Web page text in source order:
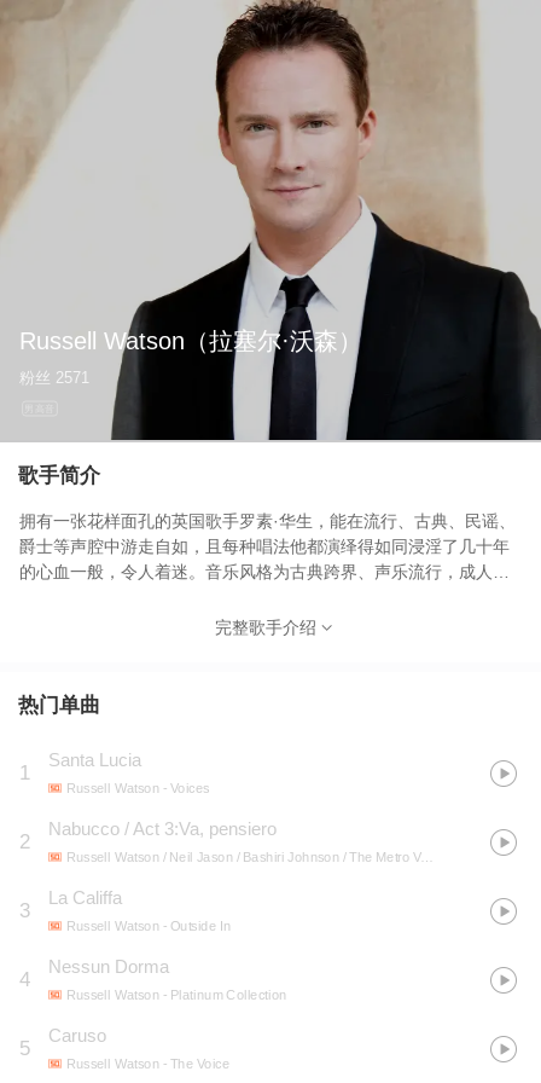
Russell Watson （拉塞尔·沃森）
粉丝 2571
歌手简介
拥有一张花样面孔的英国歌手罗素·华生，能在流行、古典、民谣、
爵士等声腔中游走自如，且每种唱法他都演绎得如同浸淫了几十年
的心血一般，令人着迷。音乐风格为古典跨界、声乐流行，成人当
完整歌手介绍
热门单曲
1
Santa Lucia
Russell Watson - Voices
2
Nabucco / Act 3:Va, pensiero
Russell Watson / Neil Jason / Bashiri Johnson / The Metro Voices / Royal Philharmonic Orchestra / Nicholas Dodd
3
La Califfa
Russell Watson - Outside In
4
Nessun Dorma
Russell Watson - Platinum Collection
5
Caruso
Russell Watson - The Voice